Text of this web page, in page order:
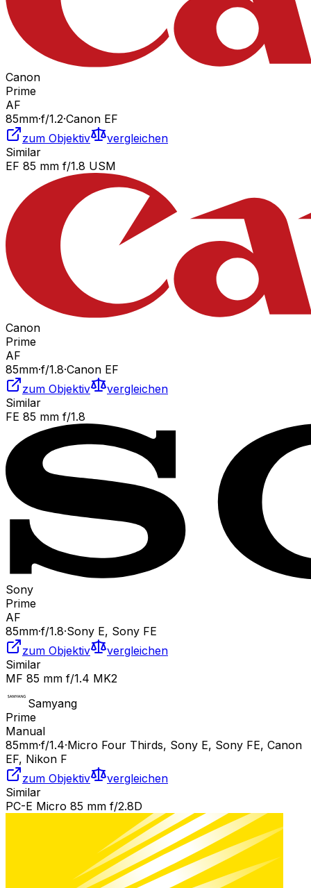
Canon
Prime
AF
85mm·f/1.2·Canon EF
zum Objektiv
vergleichen
Similar
EF 85 mm f/1.8 USM
Canon
Prime
AF
85mm·f/1.8·Canon EF
zum Objektiv
vergleichen
Similar
FE 85 mm f/1.8
Sony
Prime
AF
85mm·f/1.8·Sony E, Sony FE
zum Objektiv
vergleichen
Similar
MF 85 mm f/1.4 MK2
Samyang
Prime
Manual
85mm·f/1.4·Micro Four Thirds, Sony E, Sony FE, Canon
EF, Nikon F
zum Objektiv
vergleichen
Similar
PC-E Micro 85 mm f/2.8D